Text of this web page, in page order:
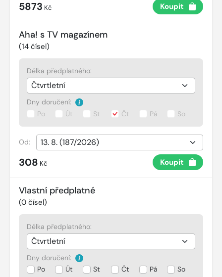
5873 Kč Koupit
Aha! s TV magazínem
(14 čísel)
Délka předplatného:
Dny doručení:
Po
Út St Čt Pá So
Od:
308 Kč Koupit
Vlastní předplatné
(0 čísel)
Délka předplatného:
Dny doručení:
Po
Út St Čt Pá So